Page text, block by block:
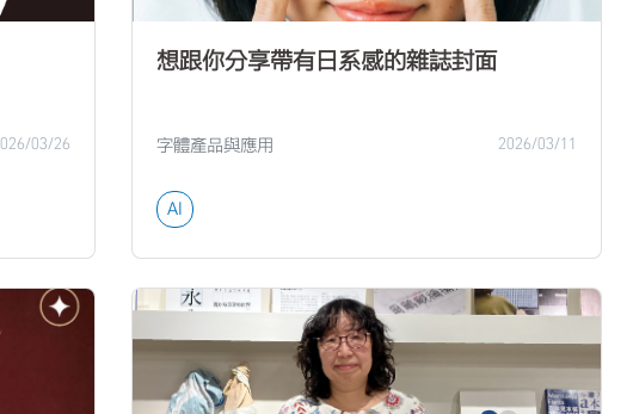
03/26
想跟你分享帶有日系感的雜誌封面
字體產品與應用 2026/03/11
AI